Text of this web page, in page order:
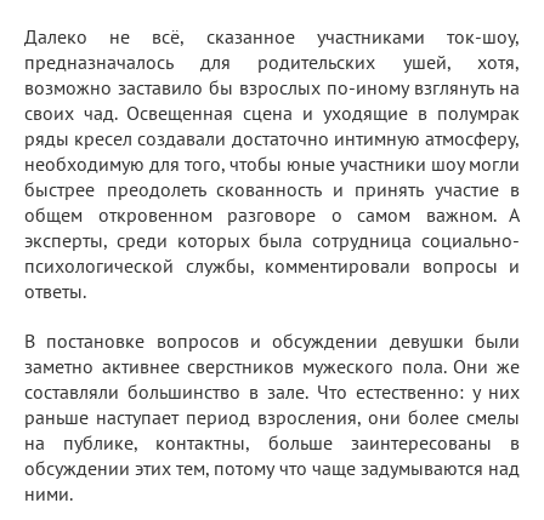
Далеко не всё, сказанное участниками ток-шоу,
предназначалось для родительских ушей, хотя,
возможно заставило бы взрослых по-иному взглянуть на
своих чад. Освещенная сцена и уходящие в полумрак
ряды кресел создавали достаточно интимную атмосферу,
необходимую для того, чтобы юные участники шоу могли
быстрее преодолеть скованность и принять участие в
общем откровенном разговоре о самом важном. А
эксперты, среди которых была сотрудница социально-
психологической службы, комментировали вопросы и
ответы.
В постановке вопросов и обсуждении девушки были
заметно активнее сверстников мужеского пола. Они же
составляли большинство в зале. Что естественно: у них
раньше наступает период взросления, они более смелы
на публике, контактны, больше заинтересованы в
обсуждении этих тем, потому что чаще задумываются над
ними.